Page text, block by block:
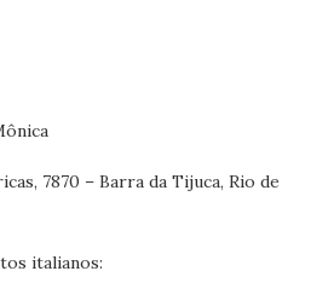
7870 – Barra da Tijuca, Rio de
italianos: